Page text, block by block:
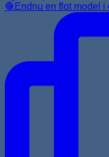
🧶Endnu en flot model